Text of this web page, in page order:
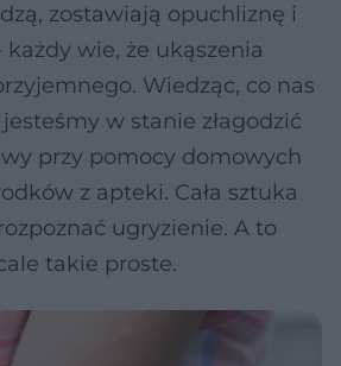
zostawiają opuchliznę i
wie, że ukąszenia
Wiedząc, co nas
jesteśmy w stanie złagodzić
przy pomocy domowych
z apteki. Cała sztuka
ugryzienie. A to
takie proste.